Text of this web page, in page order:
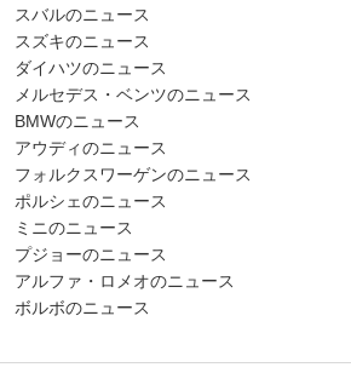
スバルのニュース
スズキのニュース
ダイハツのニュース
メルセデス・ベンツのニュース
BMWのニュース
アウディのニュース
フォルクスワーゲンのニュース
ポルシェのニュース
ミニのニュース
プジョーのニュース
アルファ・ロメオのニュース
ボルボのニュース